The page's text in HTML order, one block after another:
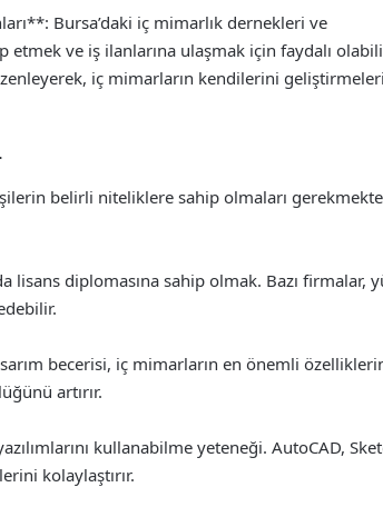
Bursa’daki iç mimarlık dernekleri ve
ve iş ilanlarına ulaşmak için faydalı
iç mimarların kendilerini
belirli niteliklere sahip olmaları
diplomasına sahip olmak. Bazı firmalar,
becerisi, iç mimarların en önemli
artırır.
kullanabilme yeteneği. AutoCAD,
kolaylaştırır.